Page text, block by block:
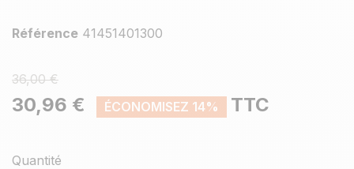
Référence 41451401300
36,00 €
30,96 € ÉCONOMISEZ 14% TTC
Quantité